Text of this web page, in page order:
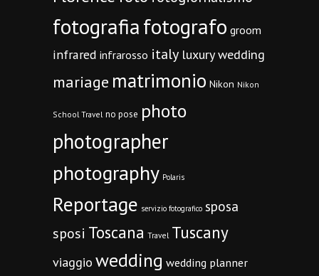
fotografiafotografo groom
infrared infrarosso italy luxury wedding
mariage matrimonio Nikon Nikon
School Travel no pose photo
photographer
photography Polaris
Reportage servizio fotografico sposa
sposi Toscana Travel Tuscany
viaggio wedding wedding planner